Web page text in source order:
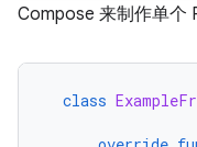
Compose 来制作单个
class